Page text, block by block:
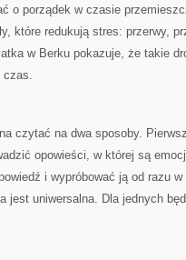
o porządek w czasie
które redukują stres: przerwy,
w Berku pokazuje, że takie
czas.
czytać na dwa sposoby.
opowieści, w której są
i wypróbować ją od razu
jest uniwersalna. Dla jednych